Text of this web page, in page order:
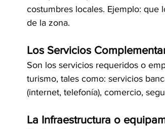
costumbres locales. Ejemplo: que
de la zona.
Los Servicios
Son los servicios requeridos o
turismo, tales como: servicios
(internet, telefonía), comercio,
La Infraestructura o